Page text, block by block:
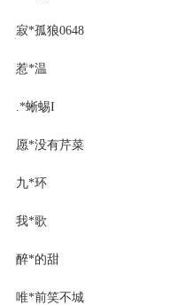
寂*孤狼0648
惹*温
.*蜥蜴I
愿*没有芹菜
九*环
我*歌
醉*的甜
唯*前笑不城